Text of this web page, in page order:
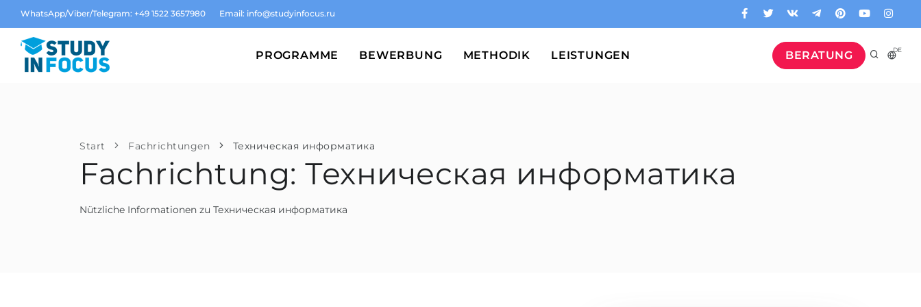
WhatsApp/Viber/Telegram: +49 1522 3657980 Email: info@studyinfocus.ru
BERATUNG DE
PROGRAMME BEWERBUNG METHODIK LEISTUNGEN
Start Fachrichtungen Техническая информатика
Fachrichtung: Техническая информатика
Nützliche Informationen zu Техническая информатика